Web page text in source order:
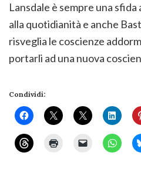
Lansdale è sempre una sfida
alla quotidianità e anche
risveglia le coscienze
portarli ad una nuova
Condividi: